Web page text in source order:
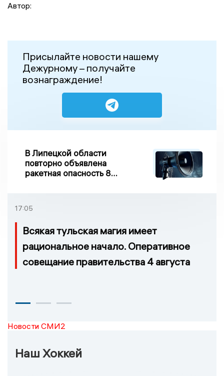
Автор:
Присылайте новости нашему
Дежурному – получайте
вознаграждение!
В Липецкой области
повторно объявлена
ракетная опасность 8
17:05
Всякая тульская магия имеет
рациональное начало. Оперативное
совещание правительства 4 августа
Новости СМИ2
Наш Хоккей